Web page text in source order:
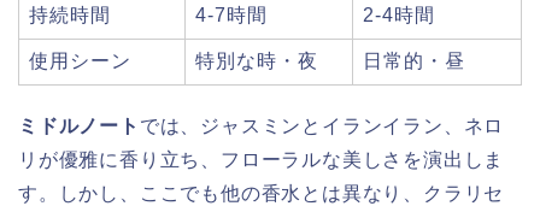
持続時間 4-7時間 2-4時間
使用シーン 特別な時・夜 日常的・昼
ミドルノート では、ジャスミンとイランイラン、ネロ
リが優雅に香り立ち、フローラルな美しさを演出しま
す。しかし、ここでも他の香水とは異なり、クラリセ